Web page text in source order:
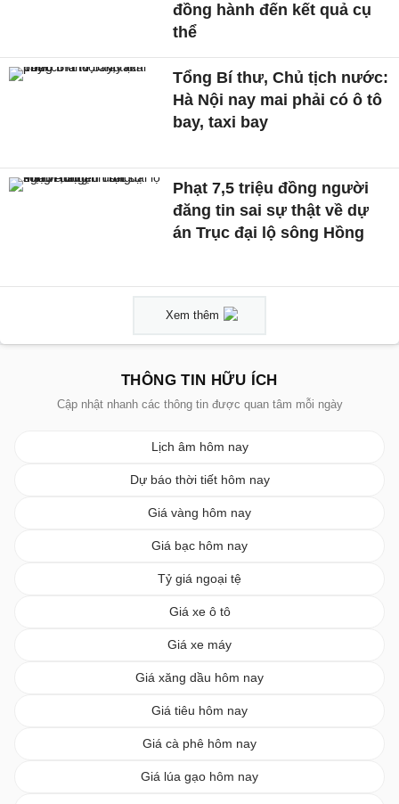
đồng hành đến kết quả cụ
thể
Tổng Bí thư, Chủ tịch nước:
Hà Nội nay mai phải có ô tô
bay, taxi bay
Phạt 7,5 triệu đồng người
đăng tin sai sự thật về dự
án Trục đại lộ sông Hồng
Xem thêm
THÔNG TIN HỮU ÍCH
Cập nhật nhanh các thông tin được quan tâm mỗi ngày
Lịch âm hôm nay
Dự báo thời tiết hôm nay
Giá vàng hôm nay
Giá bạc hôm nay
Tỷ giá ngoại tệ
Giá xe ô tô
Giá xe máy
Giá xăng dầu hôm nay
Giá tiêu hôm nay
Giá cà phê hôm nay
Giá lúa gạo hôm nay